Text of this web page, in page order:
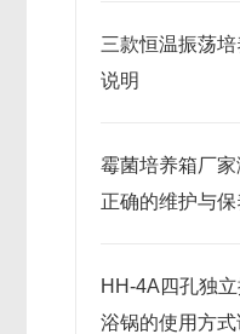
三款恒温振荡
说明
霉菌培养箱厂
正确的维护与保
HH-4A四孔独
浴锅的使用方式